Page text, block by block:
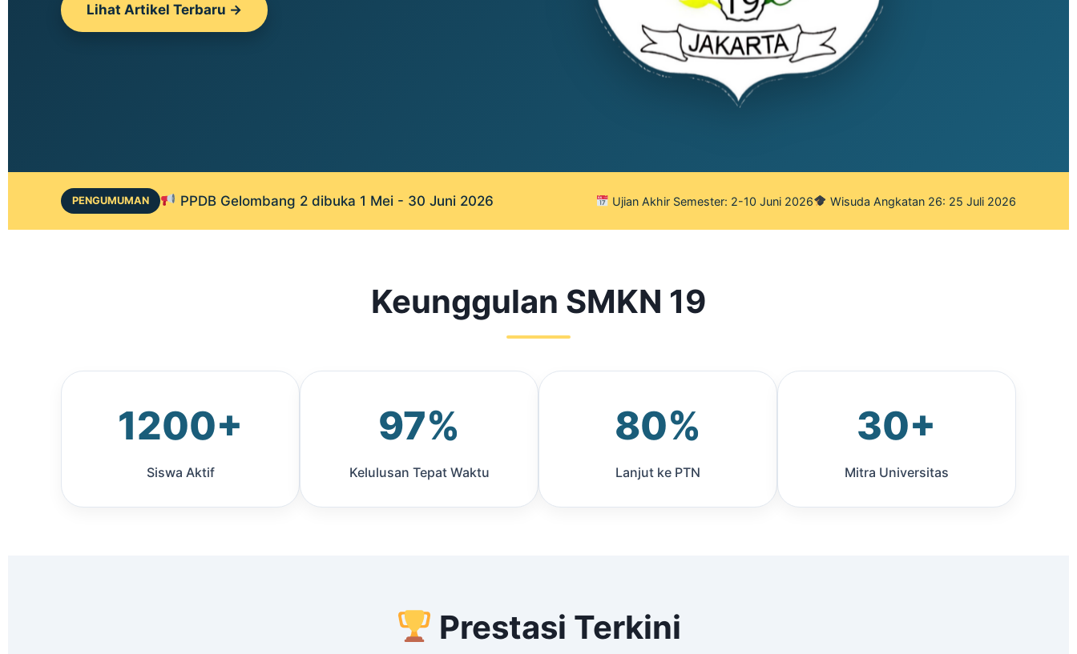
Lihat Artikel Terbaru →
PENGUMUMAN PPDB Gelombang 2 dibuka 1 Mei - 30 Juni 2026 Ujian Akhir Semester: 2-10 Juni 2026 Wisuda Angkatan 26: 25 Juli 2026
Keunggulan SMKN 19
1200+
Siswa Aktif
97%
Kelulusan Tepat Waktu
80%
Lanjut ke PTN
30+
Mitra Universitas
Prestasi Terkini